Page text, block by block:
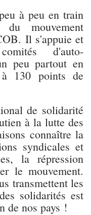
à peu en train
mouvement
Il s'appuie et
d'auto-
peu partout en
130 points de
de solidarité
à la lutte des
connaître la
syndicales et
la répression
le mouvement.
transmettent les
solidarités est
de nos pays !